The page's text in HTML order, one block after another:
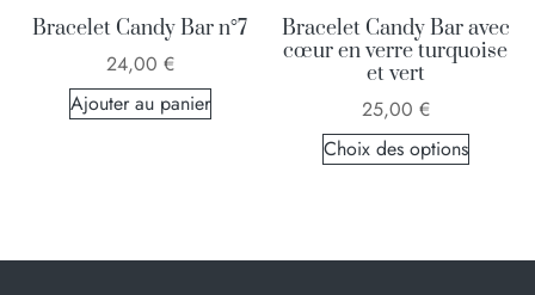
Bracelet Candy Bar n°7
24,00 €
Ajouter au panier
Bracelet Candy Bar avec
cœur en verre turquoise
et vert
25,00 €
Choix des options